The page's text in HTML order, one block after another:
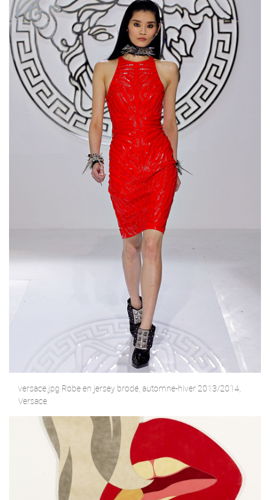
versace.jpg Robe en jersey brodé, automne-hiver 2013/2014,
Versace